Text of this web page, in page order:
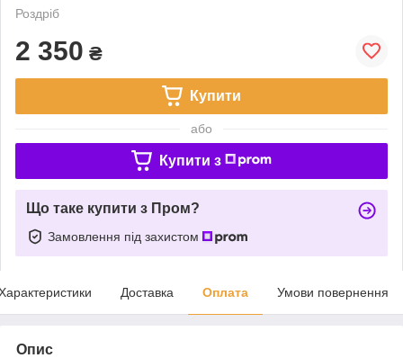
Роздріб
2 350 ₴
Купити
або
Купити з
Що таке купити з Пром?
Замовлення під захистом
Доставка Оплата Умови повернення
Опис